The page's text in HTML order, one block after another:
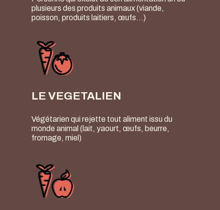
plusieurs des produits animaux (viande,
poisson, produits laitiers, œufs…)
LE VEGETALIEN
Végétarien qui rejette tout aliment issu du
monde animal (lait, yaourt, œufs, beurre,
fromage, miel)